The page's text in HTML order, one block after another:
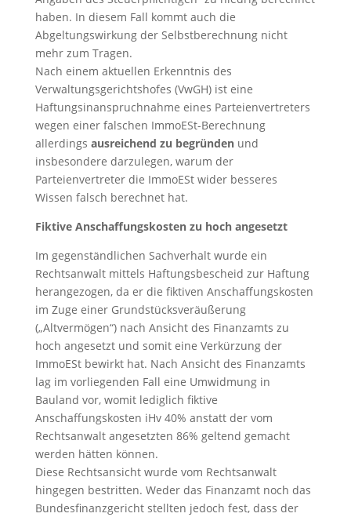
haben. In diesem Fall kommt auch die
Abgeltungswirkung der Selbstberechnung nicht
mehr zum Tragen.
Nach einem aktuellen Erkenntnis des
Verwaltungsgerichtshofes (VwGH) ist eine
Haftungsinanspruchnahme eines Parteienvertreters
wegen einer falschen ImmoESt-Berechnung
allerdings ausreichend zu begründenund
insbesondere darzulegen, warum der
Parteienvertreter die ImmoESt wider besseres
Wissen falsch berechnet hat.
Fiktive Anschaffungskosten zu hoch angesetzt
Im gegenständlichen Sachverhalt wurde ein
Rechtsanwalt mittels Haftungsbescheid zur Haftung
herangezogen, da er die fiktiven Anschaffungskosten
im Zuge einer Grundstücksveräußerung
(„Altvermögen“) nach Ansicht des Finanzamts zu
hoch angesetzt und somit eine Verkürzung der
ImmoESt bewirkt hat. Nach Ansicht des Finanzamts
lag im vorliegenden Fall eine Umwidmung in
Bauland vor, womit lediglich fiktive
Anschaffungskosten iHv 40% anstatt der vom
Rechtsanwalt angesetzten 86% geltend gemacht
werden hätten können.
Diese Rechtsansicht wurde vom Rechtsanwalt
hingegen bestritten. Weder das Finanzamt noch das
Bundesfinanzgericht stellten jedoch fest, dass der